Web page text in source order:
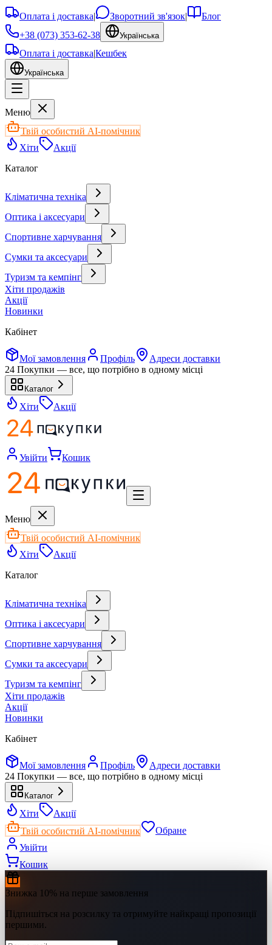
Оплата і доставка| Зворотний зв'язок|
Блог
+38 (073) 353-62-38
Українська
Оплата і доставка|Кешбек
Українська
Меню
Твій особистий AI-помічник
Хіти
Акції
Каталог
Кліматична техніка
Оптика і аксесуари
Спортивне харчування
Сумки та аксесуари
Туризм та кемпінг
Хіти продажів
Акції
Новинки
Кабінет
Мої замовлення Профіль
Адреси доставки
24 Покупки — все, що потрібно в одному місці
Каталог
Хіти Акції
Увійти Кошик
Меню
Твій особистий AI-помічник
Хіти
Акції
Каталог
Кліматична техніка
Оптика і аксесуари
Спортивне харчування
Сумки та аксесуари
Туризм та кемпінг
Хіти продажів
Акції
Новинки
Кабінет
Мої замовлення Профіль
Адреси доставки
24 Покупки — все, що потрібно в одному місці
Каталог
Хіти
Акції
Твій особистий AI-помічник
Обране
Увійти
Кошик
Знижка 10% на перше замовлення
Підпишіться на розсилку та отримуйте найкращі пропозиції
першими.